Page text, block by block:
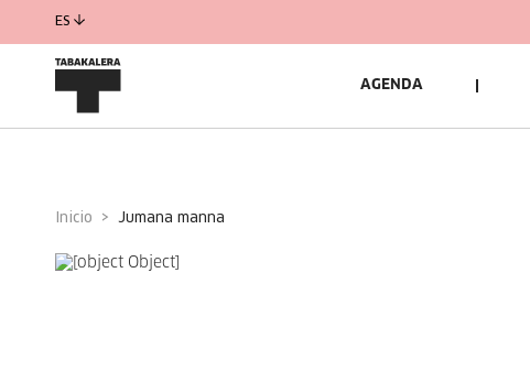
ES
AGENDA
Inicio jumana manna